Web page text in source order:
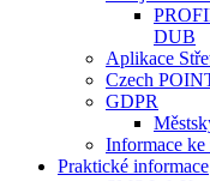
DUB
Aplikace
Czech
GDPR
Informace
Praktické informace